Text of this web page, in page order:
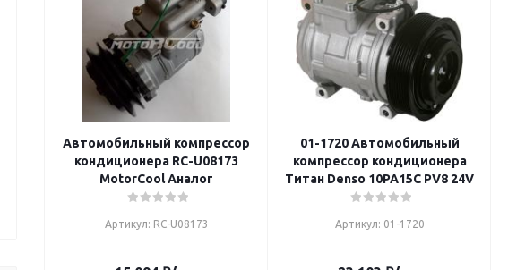
Автомобильный компрессор
кондиционера RC-U08173
MotorCool Аналог
Артикул: RC-U08173
01-1720 Автомобильный
компрессор кондиционера
Титан Denso 10PA15C PV8 24V
Артикул: 01-1720